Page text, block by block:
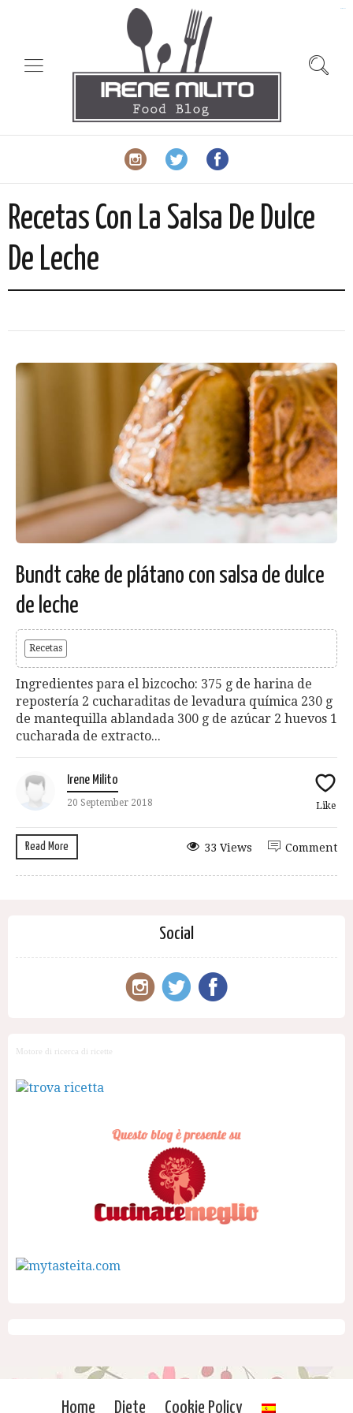
Recetas Con La Salsa De Dulce
De Leche
Bundt cake de plátano con salsa de dulce
de leche
Recetas
Ingredientes para el bizcocho: 375 g de harina de
repostería 2 cucharaditas de levadura química 230 g
de mantequilla ablandada 300 g de azúcar 2 huevos 1
cucharada de extracto...
Irene Milito
20 September 2018 Like
Read More Comment
33 Views
Social
Motore di ricerca di ricette
Home Diete Cookie Policy